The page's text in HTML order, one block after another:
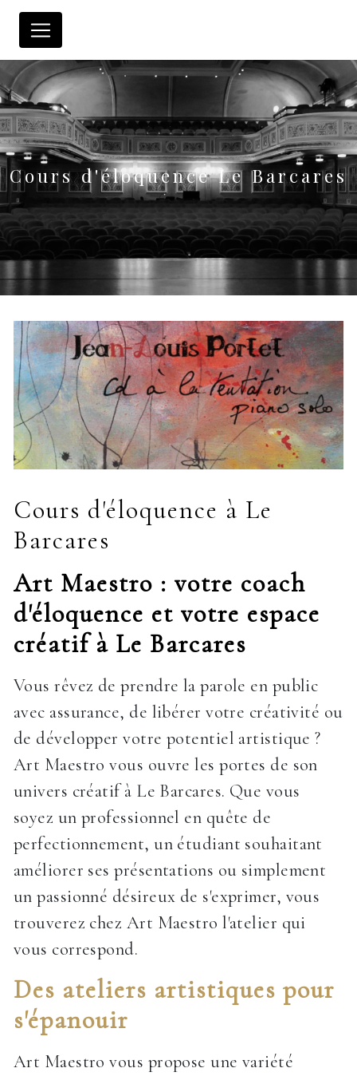
Panneau de gestion des cookies
Cours d'éloquence Le Barcares
Cours d'éloquence à Le
Barcares
Art Maestro : votre coach
d'éloquence et votre espace
créatif à Le Barcares
Vous rêvez de prendre la parole en public
avec assurance, de libérer votre créativité ou
de développer votre potentiel artistique ?
Art Maestro vous ouvre les portes de son
univers créatif à Le Barcares. Que vous
soyez un professionnel en quête de
perfectionnement, un étudiant souhaitant
améliorer ses présentations ou simplement
un passionné désireux de s'exprimer, vous
trouverez chez Art Maestro l'atelier qui
vous correspond.
Des ateliers artistiques pour
s'épanouir
Art Maestro vous propose une variété